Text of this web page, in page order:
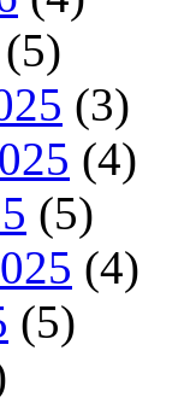
(5)
(3)
(4)
(5)
(4)
(5)